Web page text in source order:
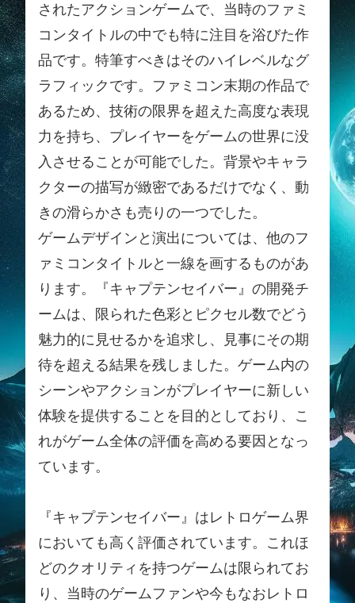
されたアクションゲームで、当時のファミ
コンタイトルの中でも特に注目を浴びた作
品です。特筆すべきはそのハイレベルなグ
ラフィックです。ファミコン末期の作品で
あるため、技術の限界を超えた高度な表現
力を持ち、プレイヤーをゲームの世界に没
入させることが可能でした。背景やキャラ
クターの描写が緻密であるだけでなく、動
きの滑らかさも売りの一つでした。
ゲームデザインと演出については、他のフ
ァミコンタイトルと一線を画するものがあ
ります。『キャプテンセイバー』の開発チ
ームは、限られた色彩とピクセル数でどう
魅力的に見せるかを追求し、見事にその期
待を超える結果を残しました。ゲーム内の
シーンやアクションがプレイヤーに新しい
体験を提供することを目的としており、こ
れがゲーム全体の評価を高める要因となっ
ています。
『キャプテンセイバー』はレトロゲーム界
においても高く評価されています。これほ
どのクオリティを持つゲームは限られてお
り、当時のゲームファンや今もなおレトロ